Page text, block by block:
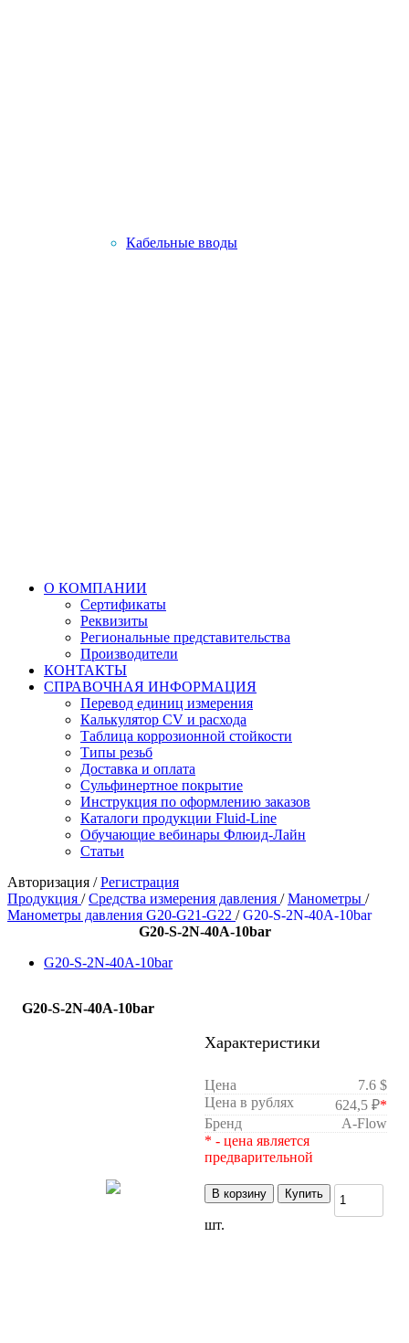
Кабельные вводы
О КОМПАНИИ
Сертификаты
Реквизиты
Региональные представительства
Производители
КОНТАКТЫ
СПРАВОЧНАЯ ИНФОРМАЦИЯ
Перевод единиц измерения
Калькулятор CV и расхода
Таблица коррозионной стойкости
Типы резьб
Доставка и оплата
Сульфинертное покрытие
Инструкция по оформлению заказов
Каталоги продукции Fluid-Line
Обучающие вебинары Флюид-Лайн
Статьи
Авторизация /Регистрация
Продукция /Средства измерения давления /Манометры /
Манометры давления G20-G21-G22 /G20-S-2N-40A-10bar
G20-S-2N-40A-10bar
G20-S-2N-40A-10bar
G20-S-2N-40A-10bar
Характеристики
Цена
7.6 $
Цена в рублях
624,5 ₽*
Бренд
A-Flow
* - цена является
предварительной
В корзину Купить
шт.